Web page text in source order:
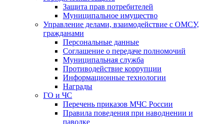
Защита прав потребителей
Муниципальное имущество
Управление делами, взаимодействие с ОМСУ,
гражданами
Персональные данные
Соглашение о передаче полномочий
Муниципальная служба
Противодействие коррупции
Информационные технологии
Награды
ГО и ЧС
Перечень приказов МЧС России
Правила поведения при наводнении и
паводке